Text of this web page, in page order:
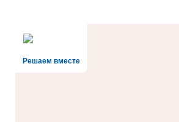
Решаем вместе